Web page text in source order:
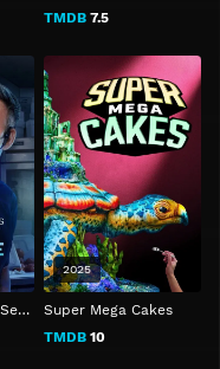
TMDB7.5
Gordon Ramsay's Secret Service
Super Mega Cakes
TMDB10
2025